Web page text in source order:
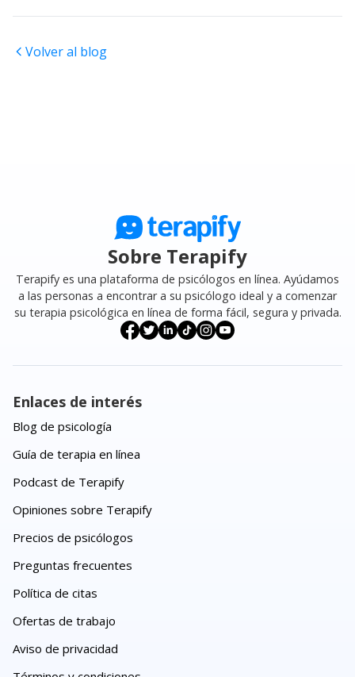
Volver al blog
Sobre Terapify
Terapify es una plataforma de psicólogos en línea. Ayúdamos
a las personas a encontrar a su psicólogo ideal y a comenzar
su terapia psicológica en línea de forma fácil, segura y privada.
Enlaces de interés
Blog de psicología
Guía de terapia en línea
Podcast de Terapify
Opiniones sobre Terapify
Precios de psicólogos
Preguntas frecuentes
Política de citas
Ofertas de trabajo
Aviso de privacidad